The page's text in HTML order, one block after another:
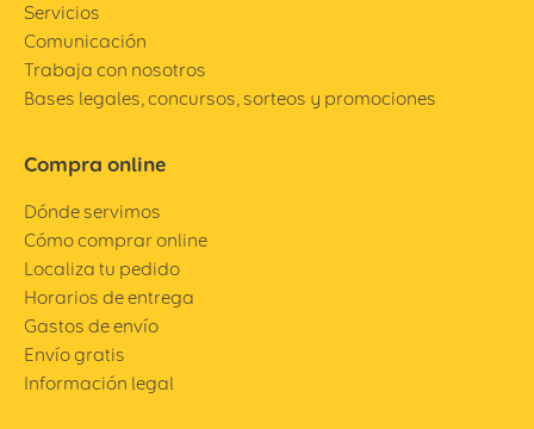
Servicios
Comunicación
Trabaja con nosotros
Bases legales, concursos, sorteos y promociones
Compra online
Dónde servimos
Cómo comprar online
Localiza tu pedido
Horarios de entrega
Gastos de envío
Envío gratis
Información legal